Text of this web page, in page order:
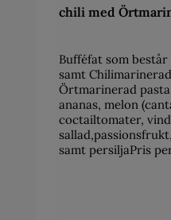
chili med
Bufféfat som
samt
Örtmarinerad
ananas, melon
coctailtomater,
samt persiljaPris